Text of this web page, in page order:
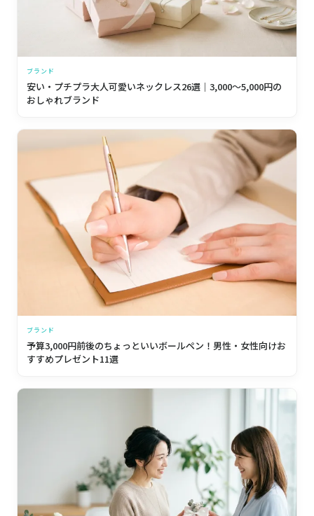
ブランド
安い・プチプラ大人可愛いネックレス26選｜3,000〜5,000円の
おしゃれブランド
ブランド
予算3,000円前後のちょっといいボールペン！男性・女性向けお
すすめプレゼント11選